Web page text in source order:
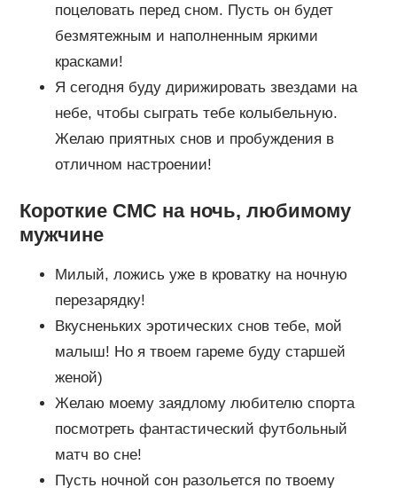
поцеловать перед сном. Пусть он будет
безмятежным и наполненным яркими
красками!
Я сегодня буду дирижировать звездами на
небе, чтобы сыграть тебе колыбельную.
Желаю приятных снов и пробуждения в
отличном настроении!
Короткие СМС на ночь, любимому
мужчине
Милый, ложись уже в кроватку на ночную
перезарядку!
Вкусненьких эротических снов тебе, мой
малыш! Но я твоем гареме буду старшей
женой)
Желаю моему заядлому любителю спорта
посмотреть фантастический футбольный
матч во сне!
Пусть ночной сон разольется по твоему